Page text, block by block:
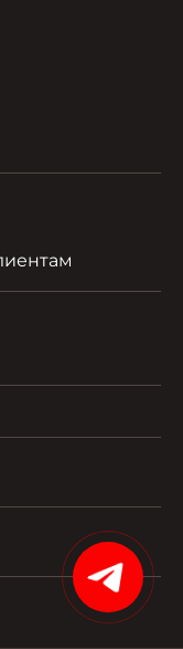
15%